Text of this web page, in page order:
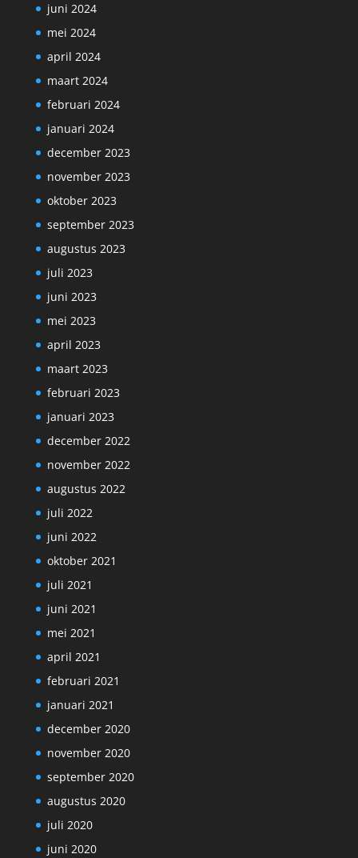
juni 2024
mei 2024
april 2024
maart 2024
februari 2024
januari 2024
december 2023
november 2023
oktober 2023
september 2023
augustus 2023
juli 2023
juni 2023
mei 2023
april 2023
maart 2023
februari 2023
januari 2023
december 2022
november 2022
augustus 2022
juli 2022
juni 2022
oktober 2021
juli 2021
juni 2021
mei 2021
april 2021
februari 2021
januari 2021
december 2020
november 2020
september 2020
augustus 2020
juli 2020
juni 2020